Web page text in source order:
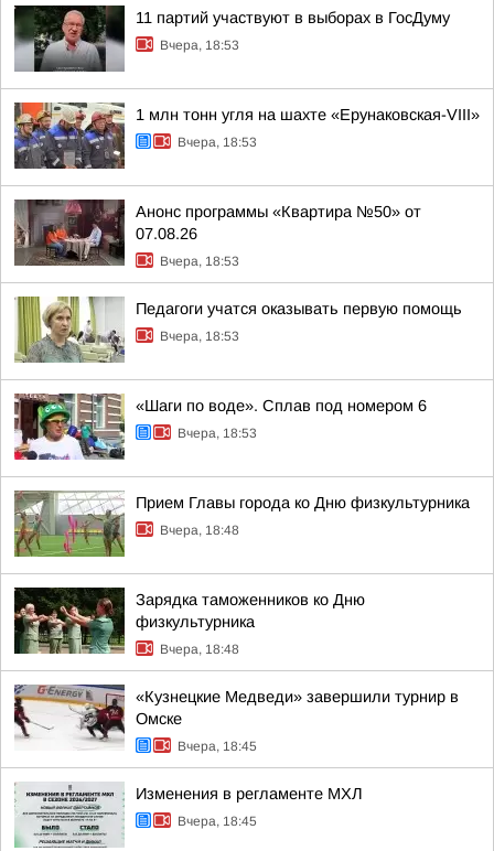
11 партий участвуют в выборах в ГосДуму
Вчера, 18:53
1 млн тонн угля на шахте «Ерунаковская-VIII»
Вчера, 18:53
Анонс программы «Квартира №50» от
07.08.26
Вчера, 18:53
Педагоги учатся оказывать первую помощь
Вчера, 18:53
«Шаги по воде». Сплав под номером 6
Вчера, 18:53
Прием Главы города ко Дню физкультурника
Вчера, 18:48
Зарядка таможенников ко Дню
физкультурника
Вчера, 18:48
«Кузнецкие Медведи» завершили турнир в
Омске
Вчера, 18:45
Изменения в регламенте МХЛ
Вчера, 18:45